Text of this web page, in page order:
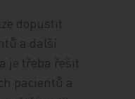
dopustit
a další
je třeba řešit
pacientů a